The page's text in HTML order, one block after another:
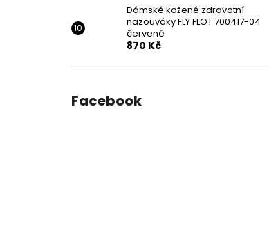
Dámské kožené zdravotní
nazouváky FLY FLOT 700417-04
červené
870 Kč
Facebook